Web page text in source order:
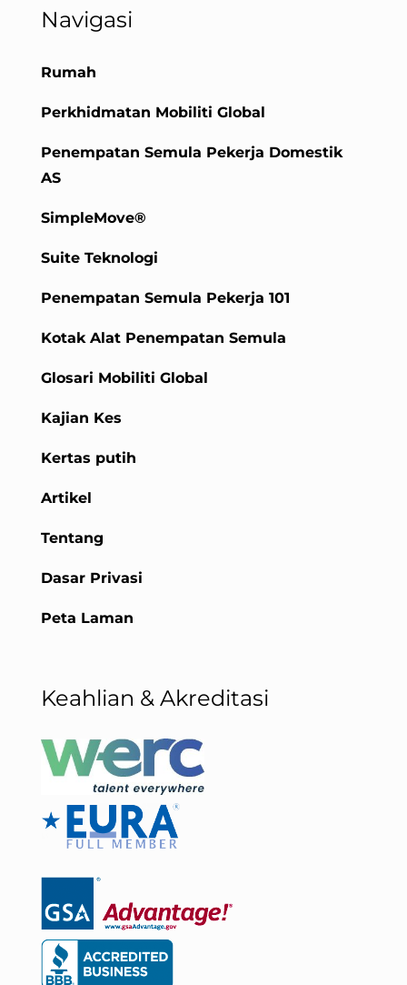
Navigasi
Rumah
Perkhidmatan Mobiliti Global
Penempatan Semula Pekerja Domestik
AS
SimpleMove®
Suite Teknologi
Penempatan Semula Pekerja 101
Kotak Alat Penempatan Semula
Glosari Mobiliti Global
Kajian Kes
Kertas putih
Artikel
Tentang
Dasar Privasi
Peta Laman
Keahlian & Akreditasi